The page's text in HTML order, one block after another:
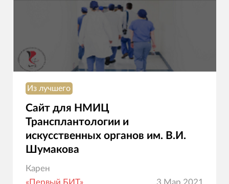
Из лучшего
Сайт для НМИЦ
Трансплантологии и
искусственных органов им. В.И.
Шумакова
Карен
«Первый БИТ»
3 Мар 2021